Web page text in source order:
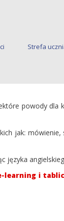
Strefa
powody dla
jak: mówienie,
języka
learning i